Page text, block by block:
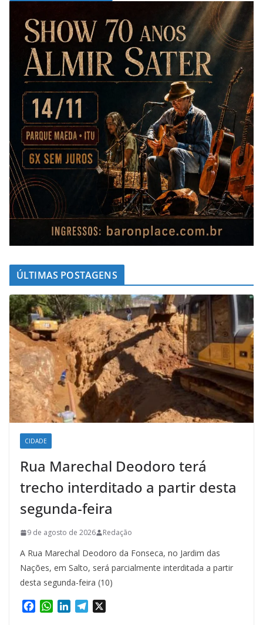
ÚLTIMAS POSTAGENS
CIDADE
Rua Marechal Deodoro terá
trecho interditado a partir desta
segunda-feira
9 de agosto de 2026 Redação
A Rua Marechal Deodoro da Fonseca, no Jardim das
Nações, em Salto, será parcialmente interditada a partir
desta segunda-feira (10)
W